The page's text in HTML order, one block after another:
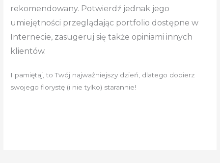
rekomendowany. Potwierdź jednak jego
umiejętności przeglądając portfolio dostępne w
Internecie, zasugeruj się także opiniami innych
klientów.
I pamiętaj, to Twój najważniejszy dzień, dlatego dobierz
swojego florystę (i nie tylko) starannie!